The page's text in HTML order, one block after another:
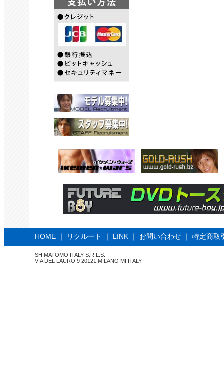
HOME ｜ リクルート ｜ LINK ｜ お問い合わせ ｜ 特定商取
SHIMATOMO ITALY S.R.L.S.
VIA DEL LAURO 9 20121 MILANO MI ITALY